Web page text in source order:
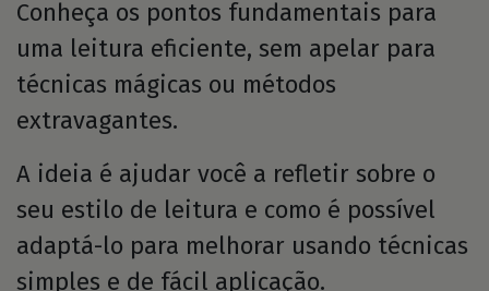
Conheça os pontos fundamentais para
uma leitura eficiente, sem apelar para
técnicas mágicas ou métodos
extravagantes.
A ideia é ajudar você a refletir sobre o
seu estilo de leitura e como é possível
adaptá-lo para melhorar usando técnicas
simples e de fácil aplicação.